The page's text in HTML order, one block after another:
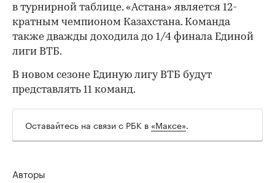
в турнирной таблице. «Астана» является 12-
кратным чемпионом Казахстана. Команда
также дважды доходила до 1/4 финала Единой
лиги ВТБ.
В новом сезоне Единую лигу ВТБ будут
представлять 11 команд.
Оставайтесь на связи с РБК в «Максе».
Авторы